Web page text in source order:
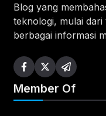
Blog yang
teknologi, mulai
berbagai informasi
Member Of